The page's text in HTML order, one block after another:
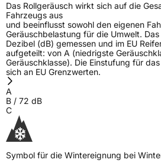
Das Rollgeräusch wirkt sich auf die
Fahrzeugs aus
und beeinflusst sowohl den eigenen
Geräuschbelastung für die Umwelt.
Dezibel (dB) gemessen und im EU
aufgeteilt: von A (niedrigste
Geräuschklasse). Die Einstufung für
sich an EU Grenzwerten.
A
B / 72 dB
C
Symbol für die Wintereignung bei